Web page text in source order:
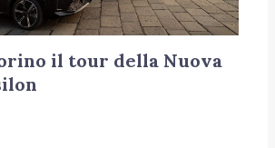
il tour della Nuova